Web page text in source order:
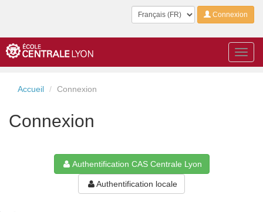
LangueConnexion
Accueil Connexion
Connexion
Authentification CAS Centrale Lyon
Authentification locale